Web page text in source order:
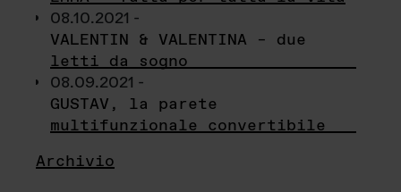
08.10.2021 -
VALENTIN & VALENTINA – due
letti da sogno
08.09.2021 -
GUSTAV, la parete
multifunzionale convertibile
Archivio